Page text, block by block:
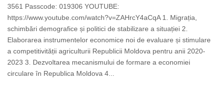
3561 Passcode: 019306 YOUTUBE:
https://www.youtube.com/watch?v=ZAHrcY4aCqA 1. Migrația,
schimbări demografice și politici de stabilizare a situației 2.
Elaborarea instrumentelor economice noi de evaluare și stimulare
a competitivității agriculturii Republicii Moldova pentru anii 2020-
2023 3. Dezvoltarea mecanismului de formare a economiei
circulare în Republica Moldova 4...